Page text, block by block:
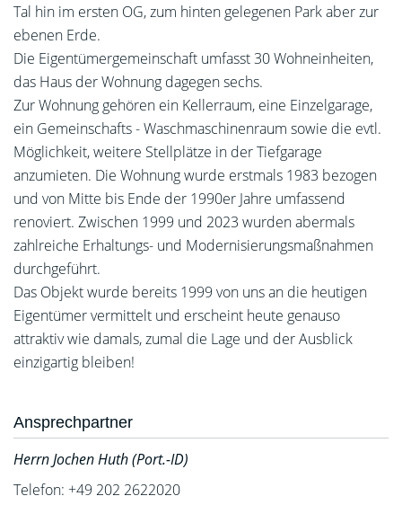
Tal hin im ersten OG, zum hinten gelegenen Park aber zur
ebenen Erde.
Die Eigentümergemeinschaft umfasst 30 Wohneinheiten,
das Haus der Wohnung dagegen sechs.
Zur Wohnung gehören ein Kellerraum, eine Einzelgarage,
ein Gemeinschafts - Waschmaschinenraum sowie die evtl.
Möglichkeit, weitere Stellplätze in der Tiefgarage
anzumieten. Die Wohnung wurde erstmals 1983 bezogen
und von Mitte bis Ende der 1990er Jahre umfassend
renoviert. Zwischen 1999 und 2023 wurden abermals
zahlreiche Erhaltungs- und Modernisierungsmaßnahmen
durchgeführt.
Das Objekt wurde bereits 1999 von uns an die heutigen
Eigentümer vermittelt und erscheint heute genauso
attraktiv wie damals, zumal die Lage und der Ausblick
einzigartig bleiben!
Ansprechpartner
Herrn Jochen Huth (Port.-ID)
Telefon: +49 202 2622020